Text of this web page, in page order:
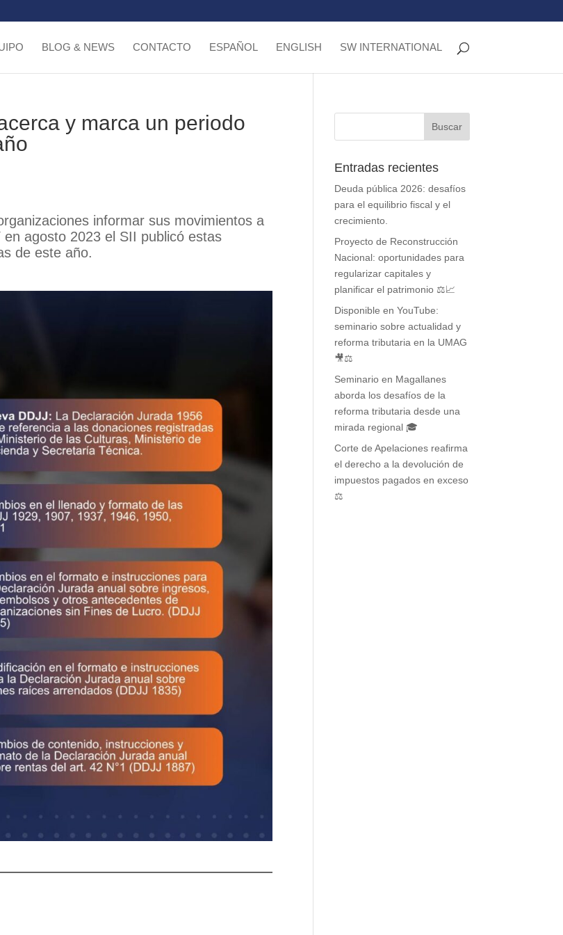
BLOG & NEWS CONTACTO ESPAÑOL ENGLISH SW INTERNATIONAL
y marca un periodo
informar sus movimientos a
agosto 2023 el SII publicó estas
de este año.
Entradas recientes
Deuda pública 2026: desafíos
para el equilibrio fiscal y el
crecimiento.
Proyecto de Reconstrucción
Nacional: oportunidades para
regularizar capitales y
planificar el patrimonio ⚖️📈
Disponible en YouTube:
seminario sobre actualidad y
reforma tributaria en la UMAG
🎥⚖️
Seminario en Magallanes
aborda los desafíos de la
reforma tributaria desde una
mirada regional 🎓
Corte de Apelaciones reafirma
el derecho a la devolución de
impuestos pagados en exceso
⚖️